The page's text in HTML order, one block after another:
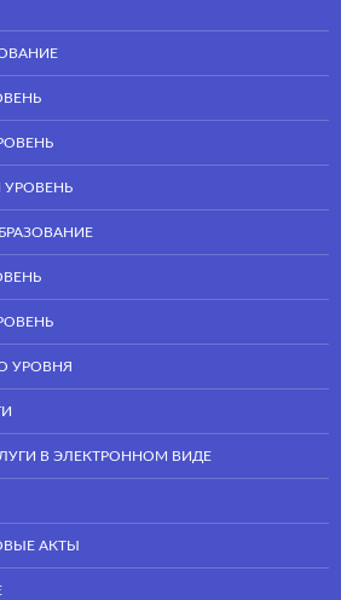
УРОВНЯ
В ЭЛЕКТРОННОМ ВИДЕ
АКТЫ